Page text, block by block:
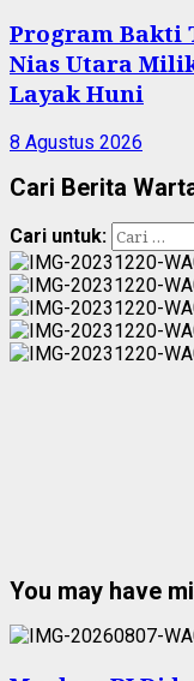
Program Bakti
Nias Utara
Layak Huni
8 Agustus 2026
Cari Berita
Cari untuk:
You may have